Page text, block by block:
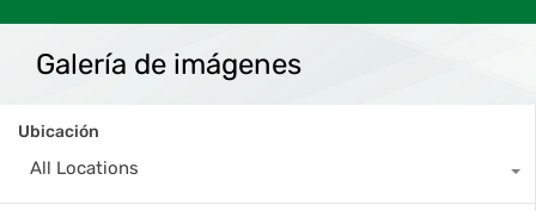
Galería de imágenes
Ubicación
All Locations